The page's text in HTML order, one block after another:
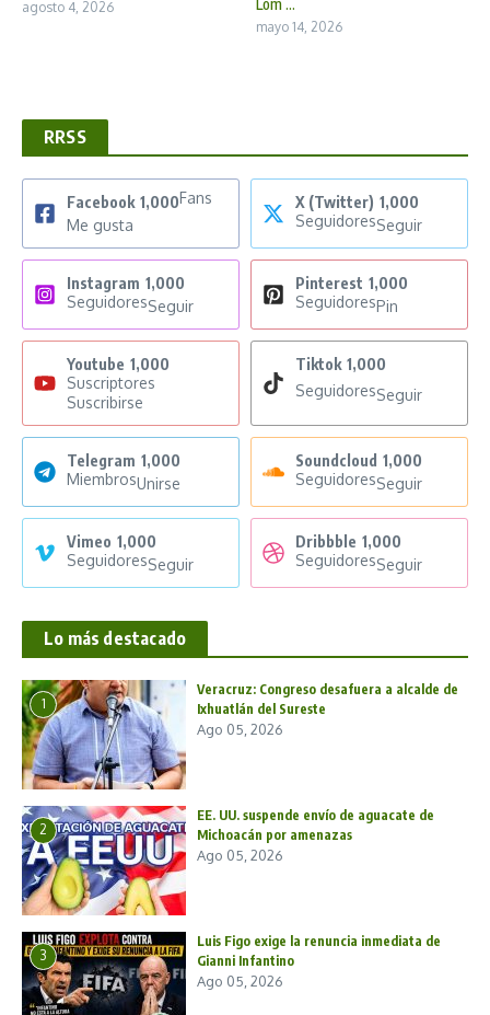
agosto 4, 2026
mayo 14, 2026
RRSS
Facebook 1,000Fans
Me gusta
X (Twitter) 1,000
SeguidoresSeguir
Instagram 1,000
SeguidoresSeguir
Pinterest 1,000
SeguidoresPin
Youtube 1,000
Suscriptores
Suscribirse
Tiktok 1,000
SeguidoresSeguir
Telegram 1,000
MiembrosUnirse
Soundcloud 1,000
SeguidoresSeguir
Vimeo 1,000
SeguidoresSeguir
Dribbble 1,000
SeguidoresSeguir
Lo más destacado
1
Veracruz: Congreso desafuera a alcalde de
Ixhuatlán del Sureste
Ago 05, 2026
2
EE. UU. suspende envío de aguacate de
Michoacán por amenazas
Ago 05, 2026
3
Luis Figo exige la renuncia inmediata de
Gianni Infantino
Ago 05, 2026